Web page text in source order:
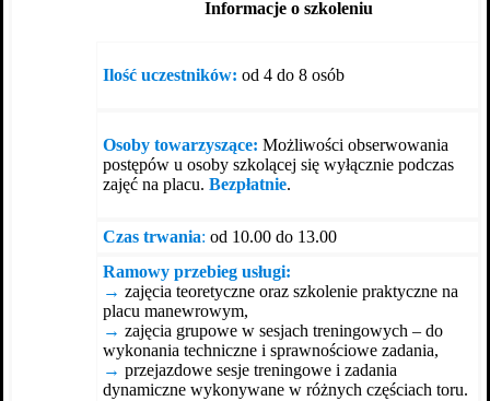
Informacje o szkoleniu
Ilość uczestników: od 4 do 8 osób
Osoby towarzyszące: Możliwości obserwowania
postępów u osoby szkolącej się wyłącznie podczas
zajęć na placu. Bezpłatnie.
Czas trwania: od 10.00 do 13.00
Ramowy przebieg usługi:
→ zajęcia teoretyczne oraz szkolenie praktyczne na
placu manewrowym,
→ zajęcia grupowe w sesjach treningowych – do
wykonania techniczne i sprawnościowe zadania,
→ przejazdowe sesje treningowe i zadania
dynamiczne wykonywane w różnych częściach toru.